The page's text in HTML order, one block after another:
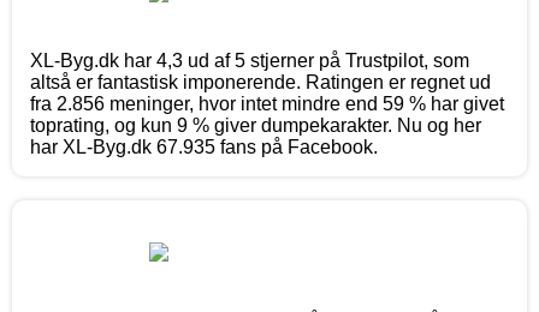
XL-Byg.dk har 4,3 ud af 5 stjerner på Trustpilot, som
altså er fantastisk imponerende. Ratingen er regnet ud
fra 2.856 meninger, hvor intet mindre end 59 % har givet
toprating, og kun 9 % giver dumpekarakter. Nu og her
har XL-Byg.dk 67.935 fans på Facebook.